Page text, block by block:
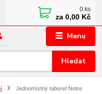
Menu
Hledat
0 ks
za 0,00 Kč
Jednomístný taburet Notre